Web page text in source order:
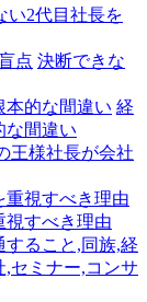
い2代目社長を
決断できな
経
な間違い
王様社長が会社
視すべき理由